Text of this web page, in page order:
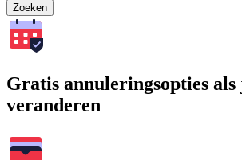
Zoeken
Gratis annuleringsopties als
veranderen